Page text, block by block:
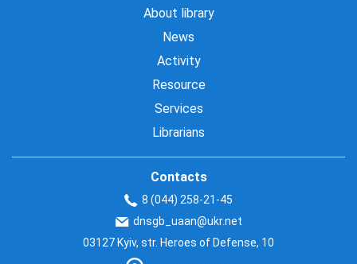
About library
News
Activity
Resource
Services
Librarians
Contacts
8 (044) 258-21-45
dnsgb_uaan@ukr.net
03127 Kyiv, str. Heroes of Defense, 10